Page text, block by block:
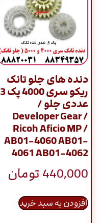
دنده های جلو تانک
ریکو سری 4000 پک 3
عددی جلو /
Developer Gear /
Ricoh Aficio MP /
AB01-4060 AB01-
4061 AB01-4062
440,000تومان
افزودن به سبد خرید